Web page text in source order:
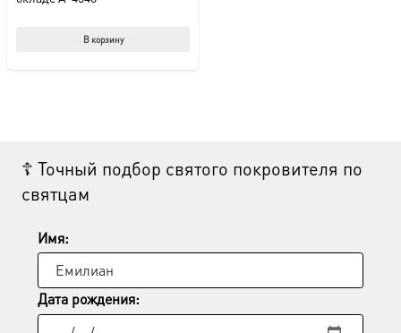
В корзину
☦ Точный подбор святого покровителя по
святцам
Имя:
Дата рождения: